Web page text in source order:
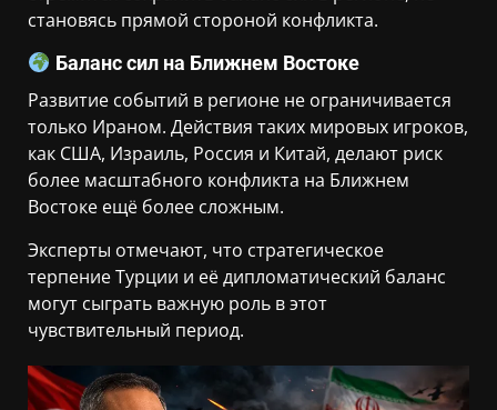
становясь прямой стороной конфликта.
Баланс сил на Ближнем Востоке
Развитие событий в регионе не ограничивается
только Ираном. Действия таких мировых игроков,
как США, Израиль, Россия и Китай, делают риск
более масштабного конфликта на Ближнем
Востоке ещё более сложным.
Эксперты отмечают, что стратегическое
терпение Турции и её дипломатический баланс
могут сыграть важную роль в этот
чувствительный период.